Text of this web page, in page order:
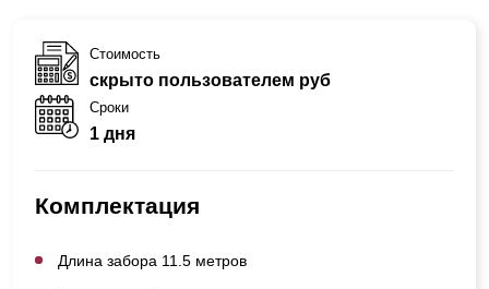
Стоимость
скрыто пользователем руб
Сроки
1 дня
Комплектация
Длина забора 11.5 метров